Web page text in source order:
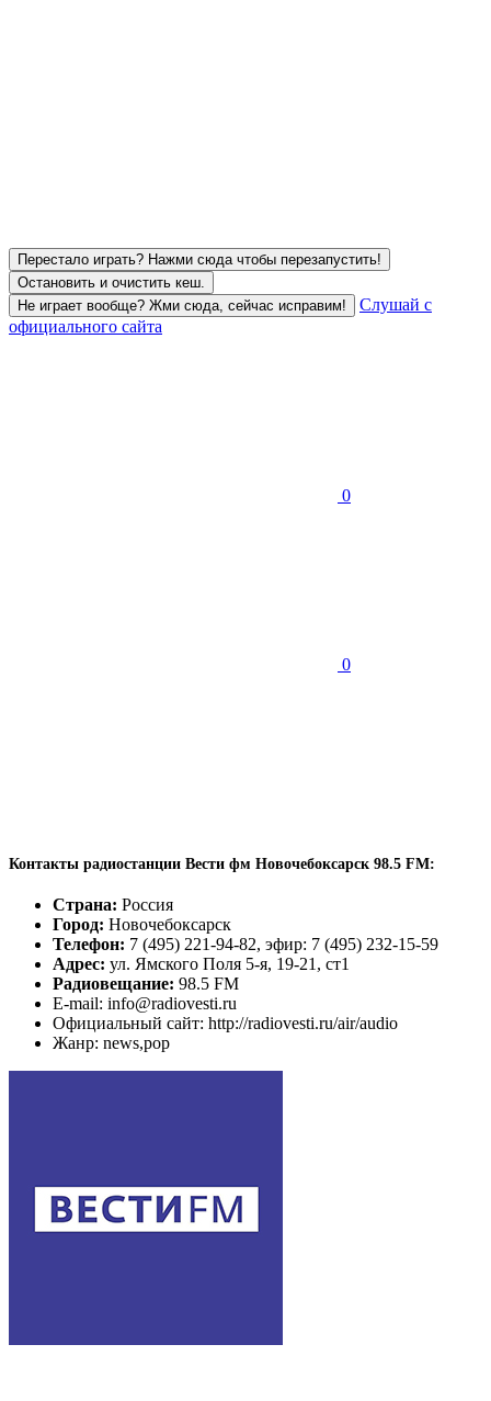
Перестало играть? Нажми сюда чтобы перезапустить!
Остановить и очистить кеш.
Не играет вообще? Жми сюда, сейчас исправим!
Слушай с
официального сайта
0
0
Контакты радиостанции Вести фм Новочебоксарск 98.5 FM:
Страна: Россия
Город: Новочебоксарск
Телефон: 7 (495) 221-94-82, эфир: 7 (495) 232-15-59
Адрес: ул. Ямского Поля 5-я, 19-21, ст1
Радиовещание: 98.5 FM
E-mail: info@radiovesti.ru
Официальный сайт: http://radiovesti.ru/air/audio
Жанр: news,pop